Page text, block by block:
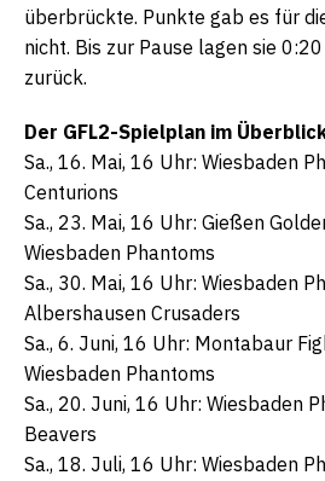
überbrückte. Punkte gab es für
nicht. Bis zur Pause lagen sie
zurück.
Der GFL2-Spielplan im
Sa., 16. Mai, 16 Uhr: Wiesbaden
Centurions
Sa., 23. Mai, 16 Uhr: Gießen
Wiesbaden Phantoms
Sa., 30. Mai, 16 Uhr: Wiesbaden
Albershausen Crusaders
Sa., 6. Juni, 16 Uhr: Montabaur
Wiesbaden Phantoms
Sa., 20. Juni, 16 Uhr: Wiesbaden
Beavers
Sa., 18. Juli, 16 Uhr: Wiesbaden